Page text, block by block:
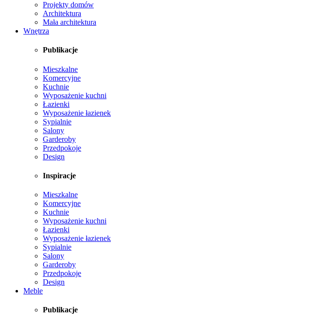
Projekty domów
Architektura
Mała architektura
Wnętrza
Publikacje
Mieszkalne
Komercyjne
Kuchnie
Wyposażenie kuchni
Łazienki
Wyposażenie łazienek
Sypialnie
Salony
Garderoby
Przedpokoje
Design
Inspiracje
Mieszkalne
Komercyjne
Kuchnie
Wyposażenie kuchni
Łazienki
Wyposażenie łazienek
Sypialnie
Salony
Garderoby
Przedpokoje
Design
Meble
Publikacje